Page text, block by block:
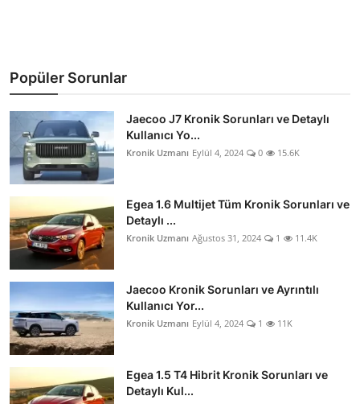
Popüler Sorunlar
Jaecoo J7 Kronik Sorunları ve Detaylı
Kullanıcı Yo...
Kronik Uzmanı Eylül 4, 2024 0 15.6K
Egea 1.6 Multijet Tüm Kronik Sorunları ve
Detaylı ...
Kronik Uzmanı Ağustos 31, 2024 1 11.4K
Jaecoo Kronik Sorunları ve Ayrıntılı
Kullanıcı Yor...
Kronik Uzmanı Eylül 4, 2024 1 11K
Egea 1.5 T4 Hibrit Kronik Sorunları ve
Detaylı Kul...